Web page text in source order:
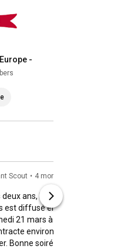
-
Scout • 4 months ago (edited)
ans, le Concours
est diffusé en live la
21 mars à partir de
environ de
Bonne soirée de